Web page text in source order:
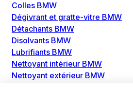
Colles BMW
Dégivrant et gratte-vitre BMW
Détachants BMW
Disolvants BMW
Lubrifiants BMW
Nettoyant intérieur BMW
Nettoyant extérieur BMW